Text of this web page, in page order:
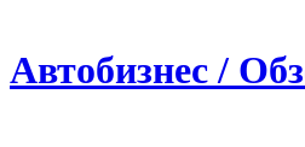
Автобизнес /